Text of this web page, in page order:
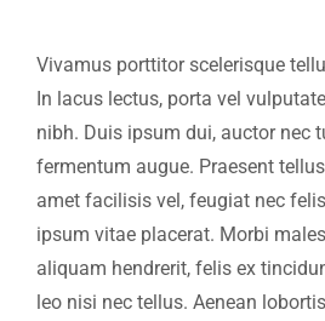
Vivamus porttitor scelerisque
In lacus lectus, porta vel
nibh. Duis ipsum dui, auctor nec
fermentum augue. Praesent
amet facilisis vel, feugiat nec
ipsum vitae placerat. Morbi
aliquam hendrerit, felis ex
leo nisi nec tellus. Aenean